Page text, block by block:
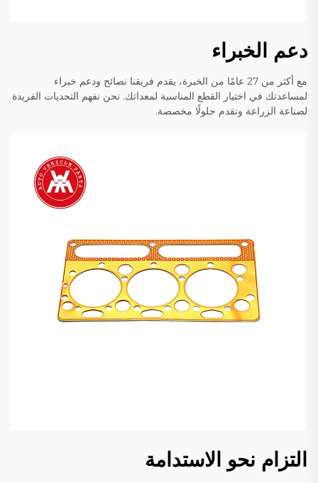
دعم الخبراء
مع أكثر من 27 عامًا من الخبرة، يقدم فريقنا نصائح ودعم خبراء
لمساعدتك في اختيار القطع المناسبة لمعداتك. نحن نفهم التحديات الفريدة
لصناعة الزراعة ونقدم حلولًا مخصصة.
التزام نحو الاستدامة